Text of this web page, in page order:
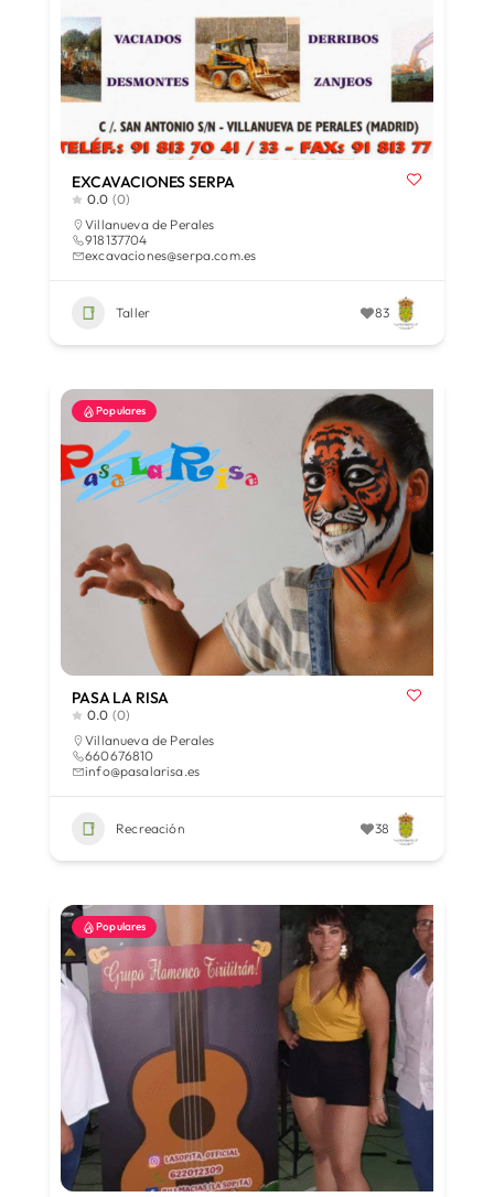
EXCAVACIONES SERPA
0.0 (0)
Villanueva de Perales
918137704
excavaciones@serpa.com.es
Taller 83
Populares
PASA LA RISA
0.0 (0)
Villanueva de Perales
660676810
info@pasalarisa.es
Recreación 38
Populares